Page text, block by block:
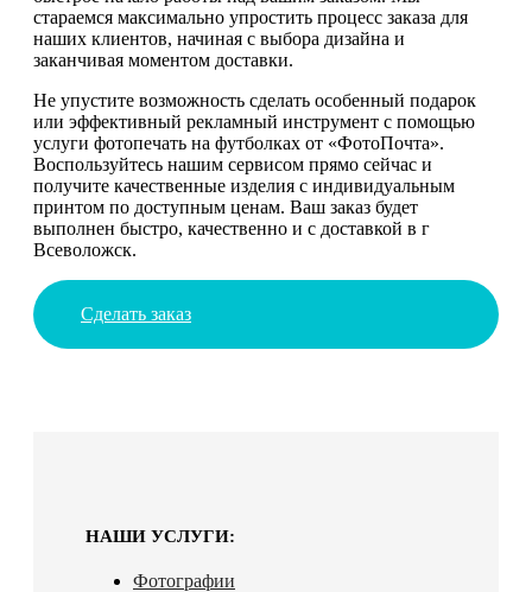
стараемся максимально упростить процесс заказа для
наших клиентов, начиная с выбора дизайна и
заканчивая моментом доставки.
Не упустите возможность сделать особенный подарок
или эффективный рекламный инструмент с помощью
услуги фотопечать на футболках от «ФотоПочта».
Воспользуйтесь нашим сервисом прямо сейчас и
получите качественные изделия с индивидуальным
принтом по доступным ценам. Ваш заказ будет
выполнен быстро, качественно и с доставкой в г
Всеволожск.
Сделать заказ
НАШИ УСЛУГИ:
Фотографии